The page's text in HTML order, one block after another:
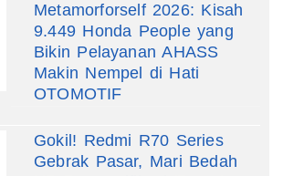
Metamorforself 2026: Kisah
9.449 Honda People yang
Bikin Pelayanan AHASS
Makin Nempel di Hati
OTOMOTIF
Gokil! Redmi R70 Series
Gebrak Pasar, Mari Bedah